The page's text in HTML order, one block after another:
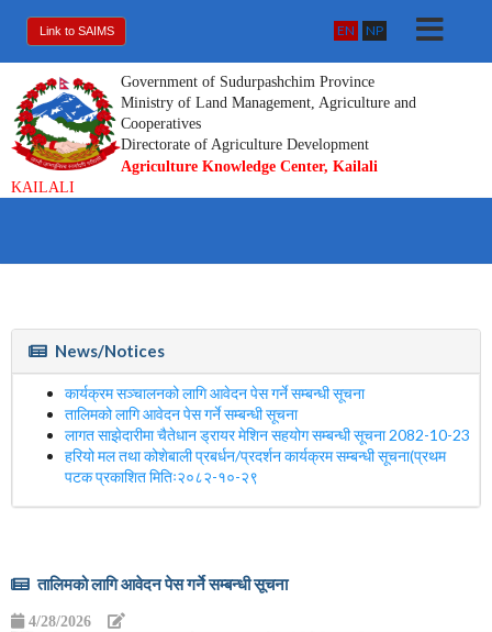
Link to SAIMS EN NP
Government of Sudurpashchim Province
Ministry of Land Management, Agriculture and
Cooperatives
Directorate of Agriculture Development
Agriculture Knowledge Center, Kailali
KAILALI
News/Notices
कार्यक्रम सञ्चालनको लागि आवेदन पेस गर्ने सम्बन्धी सूचना
तालिमको लागि आवेदन पेस गर्ने सम्बन्धी सूचना
लागत साझेदारीमा चैतेधान ड्रायर मेशिन सहयोग सम्बन्धी सूचना 2082-10-23
हरियो मल तथा कोशेबाली प्रबर्धन/प्रदर्शन कार्यक्रम सम्बन्धी सूचना(प्रथम
पटक प्रकाशित मितिः२०८२-१०-२९
तालिमको लागि आवेदन पेस गर्ने सम्बन्धी सूचना
4/28/2026